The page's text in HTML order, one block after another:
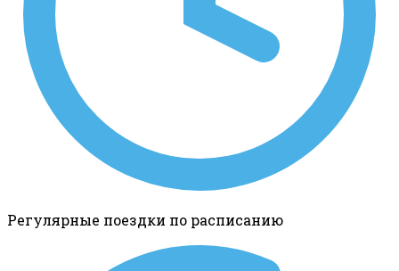
Регулярные поездки по расписанию